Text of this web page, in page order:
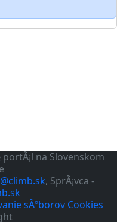
portÃ¡l na Slovenskom
, SprÃ¡vca -
sÃºborov Cookies